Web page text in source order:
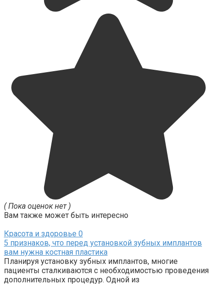
( Пока оценок нет )
Вам также может быть интересно
Красота и здоровье 0
5 признаков, что перед установкой зубных имплантов
вам нужна костная пластика
Планируя установку зубных имплантов, многие
пациенты сталкиваются с необходимостью проведения
дополнительных процедур. Одной из